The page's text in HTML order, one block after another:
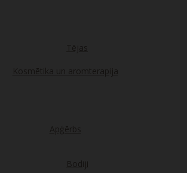
Tējas
Kosmētika un aromterapija
Apģērbs
Bodiji